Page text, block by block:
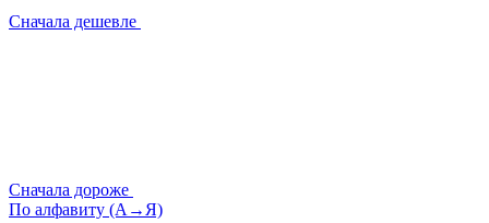
Сначала дешевле
Сначала дороже
По алфавиту (А→Я)